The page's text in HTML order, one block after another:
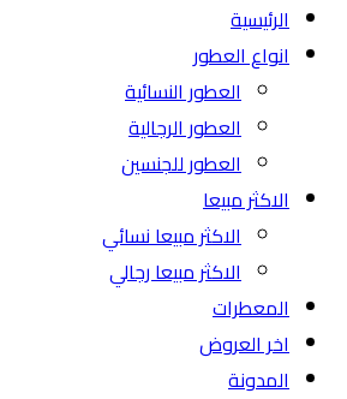
الرئيسية
انواع العطور
العطور النسائية
العطور الرجالية
العطور للجنسين
الاكثر مبيعا
الاكثر مبيعا نسائي
الاكثر مبيعا رجالي
المعطرات
اخر العروض
المدونة